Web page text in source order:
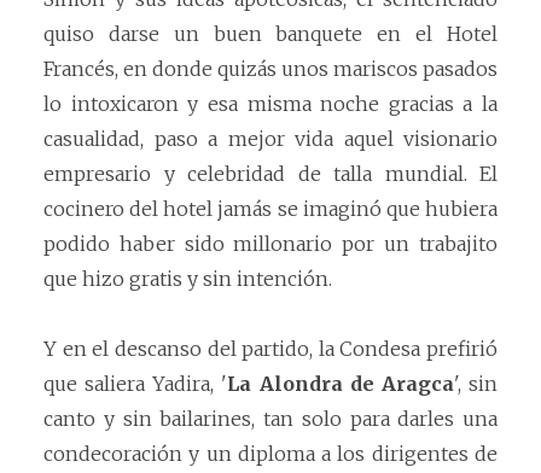
quiso darse un buen banquete en el Hotel
Francés, en donde quizás unos mariscos pasados
lo intoxicaron y esa misma noche gracias a la
casualidad, paso a mejor vida aquel visionario
empresario y celebridad de talla mundial. El
cocinero del hotel jamás se imaginó que hubiera
podido haber sido millonario por un trabajito
que hizo gratis y sin intención.
Y en el descanso del partido, la Condesa prefirió
que saliera Yadira, 'La Alondra de Aragca', sin
canto y sin bailarines, tan solo para darles una
condecoración y un diploma a los dirigentes de